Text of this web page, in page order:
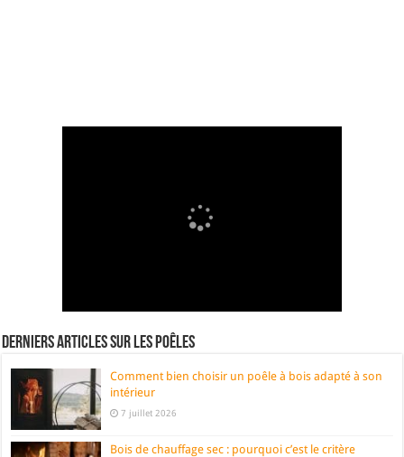
Derniers articles sur les poêles
Comment bien choisir un poêle à bois adapté à son
intérieur
7 juillet 2026
Bois de chauffage sec : pourquoi c’est le critère